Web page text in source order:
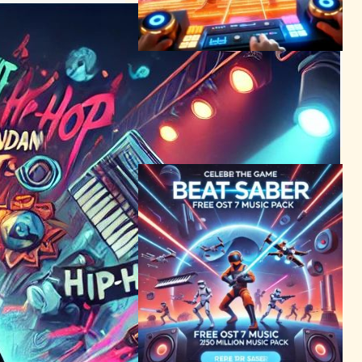
待望のDaft Punk Music
Pack、Beat Saberがリリー
ス！- VR体験がさらに進化
VR/ARニュース
2024年3月8日10:09